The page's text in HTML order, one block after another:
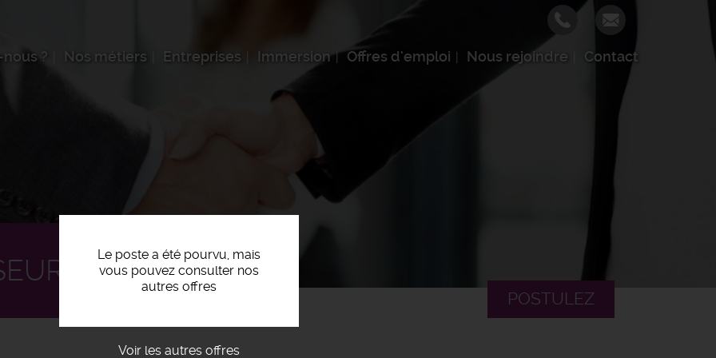
? Nos métiers Entreprises Immersion Offres d'emploi Nous rejoindre Contact
Le poste a été pourvu, mais
vous pouvez consulter nos
autres offres
Voir les autres offres
POSTULEZ
H/F